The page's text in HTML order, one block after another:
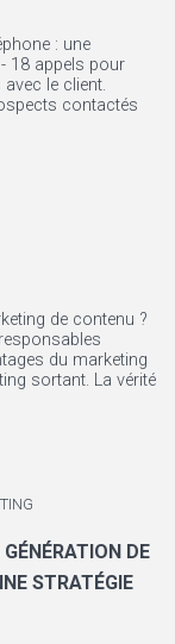
: une
18 appels pour
le client.
contactés
de contenu ?
du marketing
sortant. La vérité
DE
STRATÉGIE